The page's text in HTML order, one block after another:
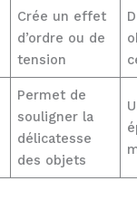
Crée un effet
d’ordre ou de
tension
Permet de
souligner la
délicatesse
des objets